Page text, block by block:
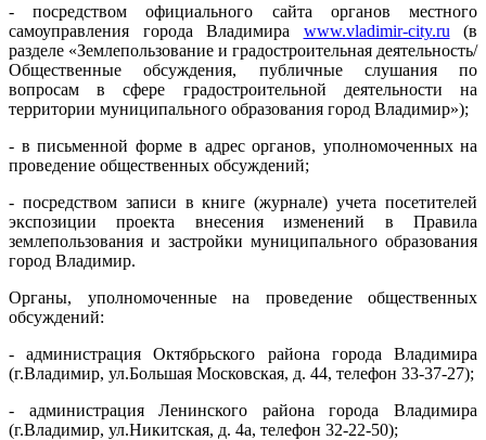
- посредством официального сайта органов местного
самоуправления города Владимира www.vladimir-city.ru (в
разделе «Землепользование и градостроительная деятельность/
Общественные обсуждения, публичные слушания по
вопросам в сфере градостроительной деятельности на
территории муниципального образования город Владимир»);
- в письменной форме в адрес органов, уполномоченных на
проведение общественных обсуждений;
- посредством записи в книге (журнале) учета посетителей
экспозиции проекта внесения изменений в Правила
землепользования и застройки муниципального образования
город Владимир.
Органы, уполномоченные на проведение общественных
обсуждений:
- администрация Октябрьского района города Владимира
(г.Владимир, ул.Большая Московская, д. 44, телефон 33-37-27);
- администрация Ленинского района города Владимира
(г.Владимир, ул.Никитская, д. 4а, телефон 32-22-50);